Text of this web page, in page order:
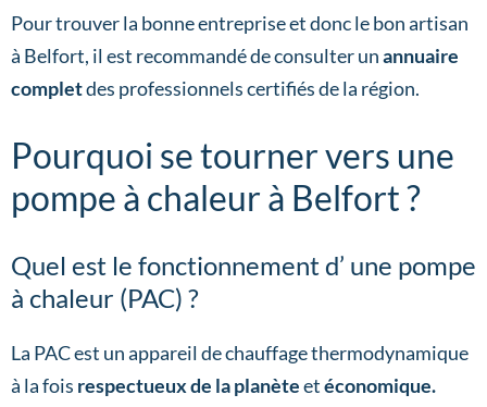
Pour trouver la bonne entreprise et donc le bon artisan
à Belfort, il est recommandé de consulter unannuaire
completdes professionnels certifiés de la région.
Pourquoi se tourner vers une
pompe à chaleur à Belfort ?
Quel est le fonctionnement d’ une pompe
à chaleur (PAC) ?
La PAC est un appareil de chauffage thermodynamique
à la fois respectueux de la planèteetéconomique.